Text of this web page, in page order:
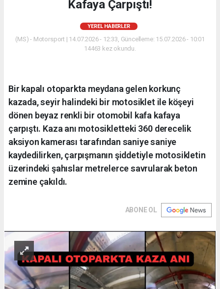
Kafaya Çarpıştı!
YEREL HABERLER
(MS) - Motorsport | 14.07.2026 - 12:33, Güncelleme: 15.07.2026 - 10:01
14463 kez okundu.
Bir kapalı otoparkta meydana gelen korkunç
kazada, seyir halindeki bir motosiklet ile köşeyi
dönen beyaz renkli bir otomobil kafa kafaya
çarpıştı. Kaza anı motosikletteki 360 derecelik
aksiyon kamerası tarafından saniye saniye
kaydedilirken, çarpışmanın şiddetiyle motosikletin
üzerindeki şahıslar metrelerce savrularak beton
zemine çakıldı.
ABONE OL